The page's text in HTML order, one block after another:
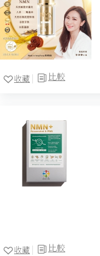
比較
收藏
比較
收藏